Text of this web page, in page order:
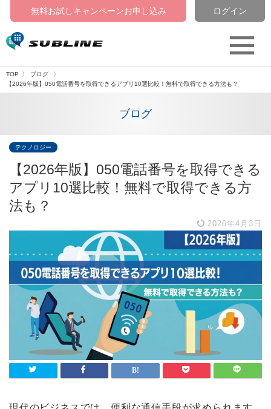
無料お試しキャンペーンお申し込み ログイン
TOP
ブログ
【2026年版】050電話番号を取得できるアプリ10選比較！無料で取得できる方法も？
ブログ
テクノロジー
【2026年版】050電話番号を取得できる
アプリ10選比較！無料で取得できる方
法も？
2026年4月3日